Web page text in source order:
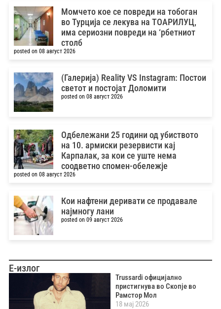
Момчето кое се повреди на тобоган
во Турција се лекува на ТОАРИЛУЦ,
има сериозни повреди на ‘рбетниот
столб
posted on 08 август 2026
(Галерија) Reality VS Instagram: Постои
светот и постојат Доломити
posted on 08 август 2026
Одбележани 25 години од убиството
на 10. армиски резервисти кај
Карпалак, за кои се уште нема
соодветно спомен-обележје
posted on 08 август 2026
Кои нафтени деривати се продавале
најмногу лани
posted on 09 август 2026
Е-излог
Trussardi официјално
пристигнува во Скопје во
Рамстор Мол
18 мај 2026